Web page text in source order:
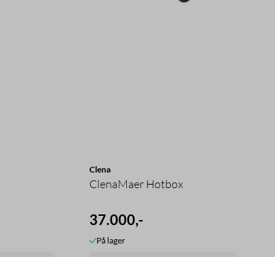
Clena
ClenaMaer Hotbox
37.000,-
På lager